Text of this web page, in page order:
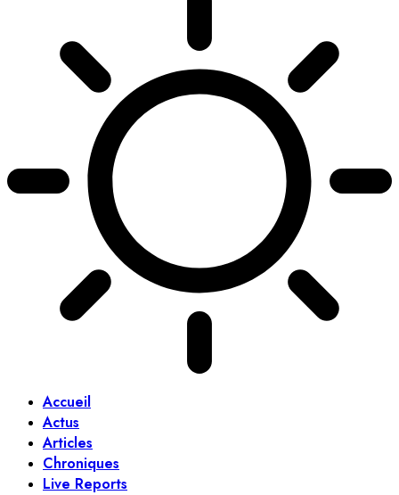
Accueil
Actus
Articles
Chroniques
Live Reports